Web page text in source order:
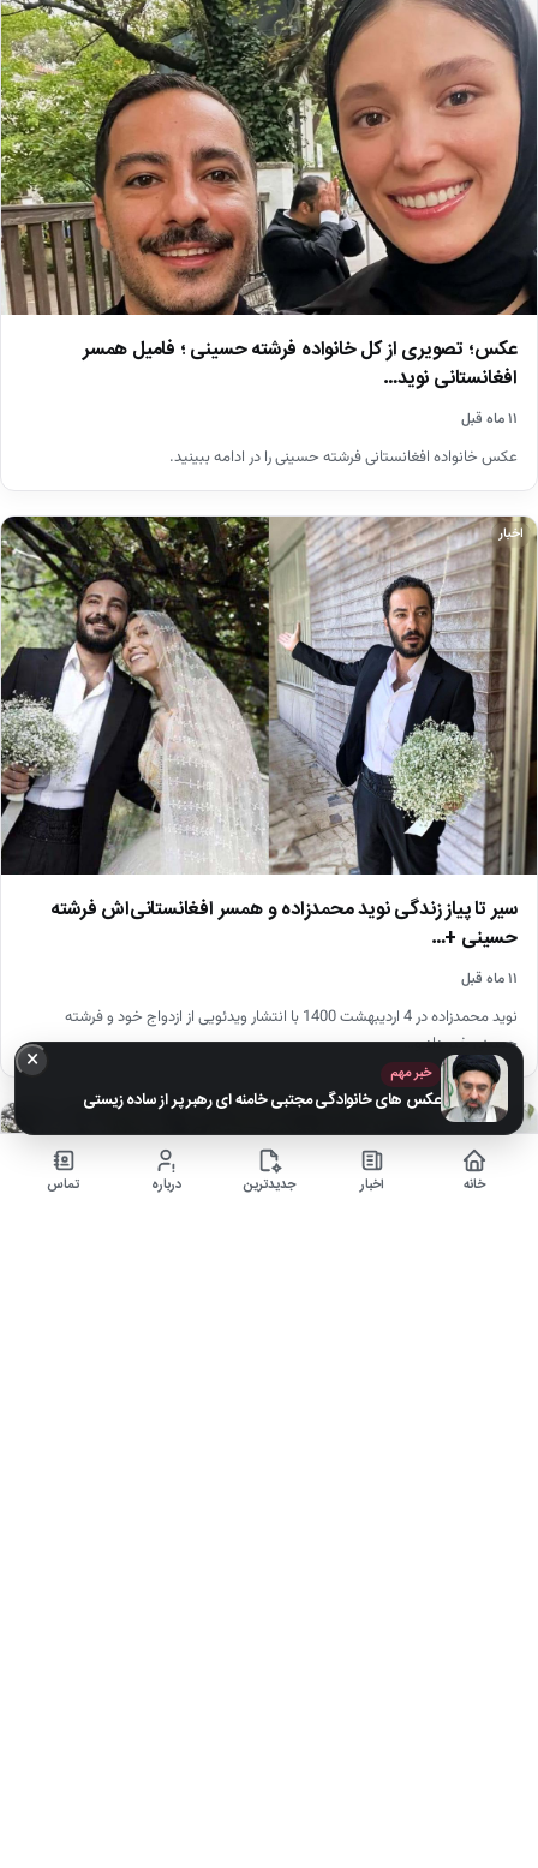
عکس؛ تصویری از کل خانواده فرشته حسینی ؛ فامیل همسر
افغانستانی نوید…
۱۱ ماه قبل
عکس خانواده افغانستانی فرشته حسینی را در ادامه ببینید.
اخبار
سیر تا پیاز زندگی نوید محمدزاده و همسر افغانستانی‌اش فرشته
حسینی +…
۱۱ ماه قبل
نوید محمدزاده در 4 اردیبهشت 1400 با انتشار ویدئویی از ازدواج خود و فرشته
حسینی خبر داد و…
اجتماعی
× خبر مهم
عکس های خانوادگی مجتبی خامنه ای رهبر پر از ساده زیستی
خانه اخبار جدیدترین درباره تماس